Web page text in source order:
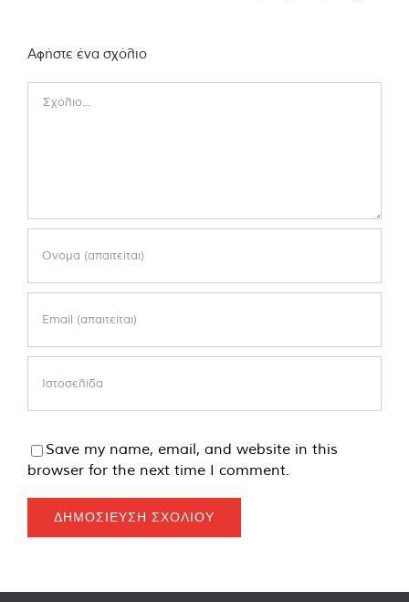
Αφήστε ένα σχόλιο
Save my name, email, and website in this
browser for the next time I comment.